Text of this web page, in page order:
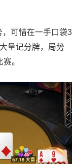
可惜在一手口袋3
量记分牌，局势
。